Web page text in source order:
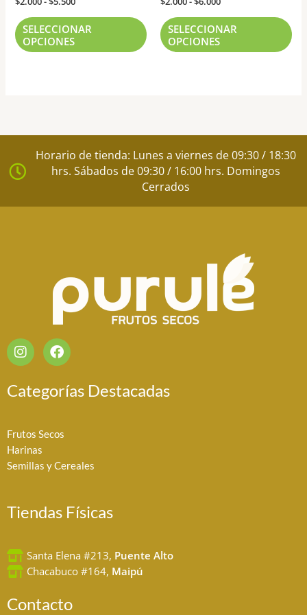
SELECCIONAR
OPCIONES
página
de
producto
SELECCIONAR
OPCIONES
de
Horario de tienda: Lunes a viernes de 09:30 / 18:30
hrs. Sábados de 09:30 / 16:00 hrs. Domingos
Cerrados
I
n
s
t
a
r
a
m
F
a
c
e
b
k
Categorías Destacadas
Frutos Secos
Harinas
Semillas y Cereales
Tiendas Físicas
Santa Elena #213, Puente Alto
Chacabuco #164, Maipú
Contacto